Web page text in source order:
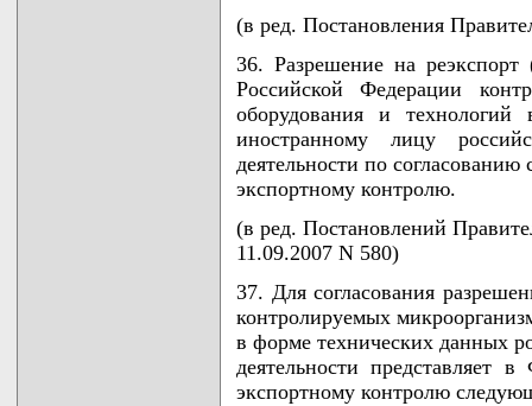
(в ред. Постановления
36. Разрешение на реэкспорт
Российской Федерации
оборудования и
иностранному лицу
деятельности по
экспортному контролю.
(в ред. Постановлений
11.09.2007 N 580)
37. Для согласования
контролируемых
в форме технических данных
деятельности представляет
экспортному контролю